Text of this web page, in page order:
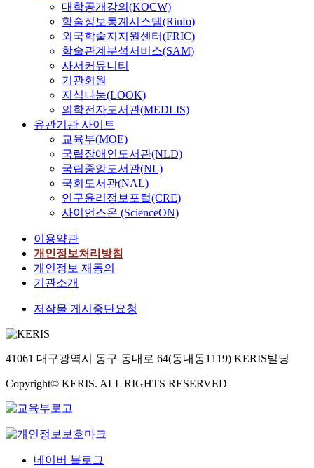
대학공개강의(KOCW)
학술정보통계시스템(Rinfo)
외국학술지지원센터(FRIC)
학술관계분석서비스(SAM)
사서커뮤니티
기관회원
지식나눔(LOOK)
의학전자도서관(MEDLIS)
유관기관 사이트
교육부(MOE)
국립장애인도서관(NLD)
국립중앙도서관(NL)
국회도서관(NAL)
연구윤리정보포털(CRE)
사이언스온 (ScienceON)
이용약관
개인정보처리방침
개인정보 재동의
기관소개
저작물 게시중단요청
41061 대구광역시 동구 동내로 64(동내동1119) KERIS빌딩
Copyright© KERIS. ALL RIGHTS RESERVED
네이버 블로그